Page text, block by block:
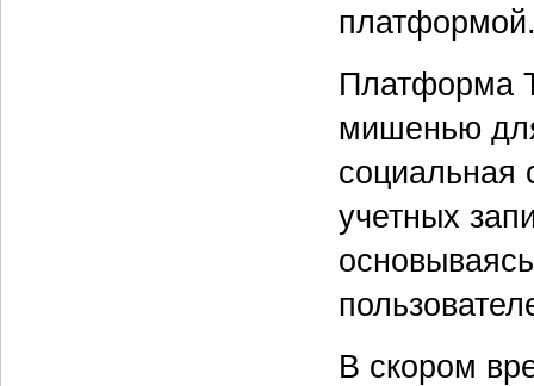
Платформа
мишенью
социальная
учетных
В скором